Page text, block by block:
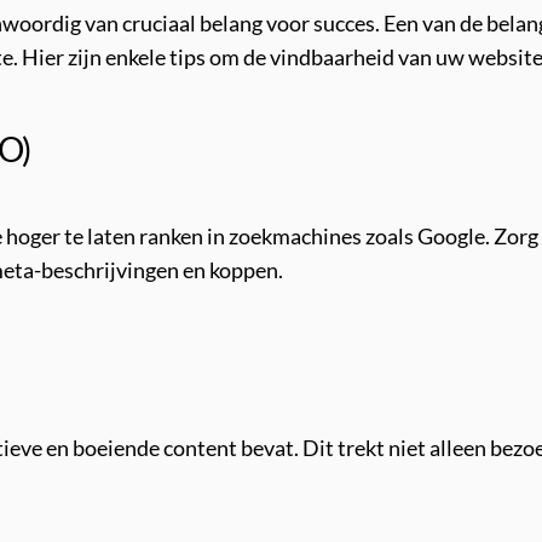
van cruciaal belang voor succes. Een van de
Hier zijn enkele tips om de vindbaarheid van uw
te laten ranken in zoekmachines zoals Google.
beschrijvingen en koppen.
en boeiende content bevat. Dit trekt niet alleen